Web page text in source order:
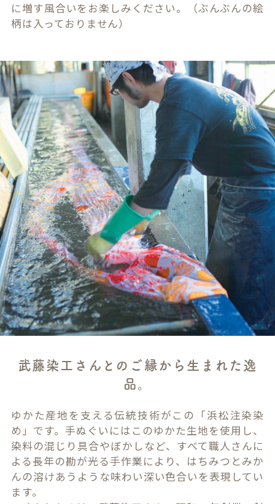
に増す風合いをお楽しみください。（ぶんぶんの絵
柄は入っておりません）
武藤染工さんとのご縁から生まれた逸
品。
ゆかた産地を支える伝統技術がこの「浜松注染染
め」です。手ぬぐいにはこのゆかた生地を使用し、
染料の混じり具合やぼかしなど、すべて職人さんに
よる長年の勘が光る手作業により、はちみつとみか
んの溶けあうような味わい深い色合いを表現してい
ます。